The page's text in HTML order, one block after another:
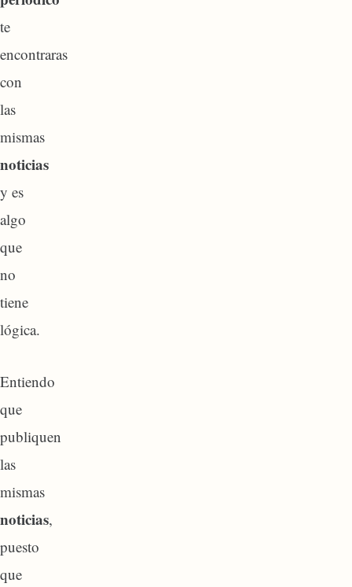
te
encontraras
con
las
mismas
noticias
y es
algo
que
no
tiene
lógica.
Entiendo
que
publiquen
las
mismas
noticias,
puesto
que